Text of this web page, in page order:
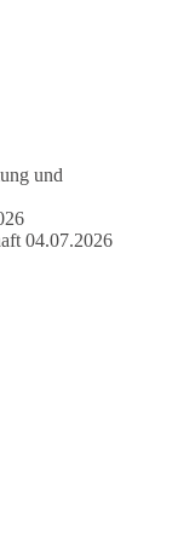
und
04.07.2026